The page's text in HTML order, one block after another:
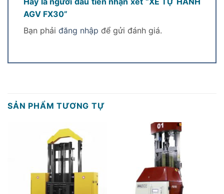
AGV FX30”
Bạn phải đăng nhập để gửi đánh giá.
SẢN PHẨM TƯƠNG TỰ